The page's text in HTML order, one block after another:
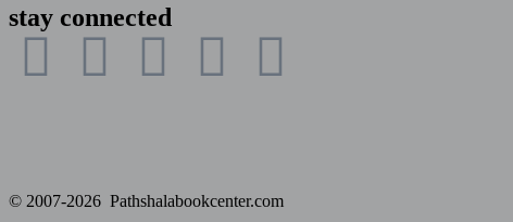
stay connected
© 2007-2026 Pathshalabookcenter.com